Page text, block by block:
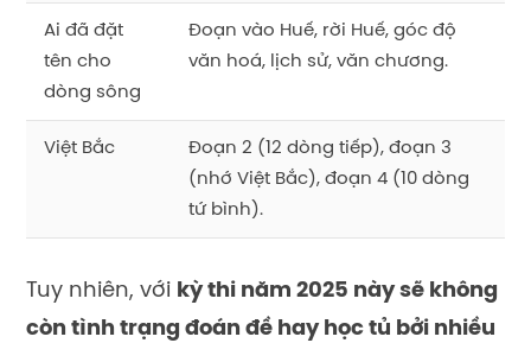
Ai đã đặt
tên cho
dòng sông
Đoạn vào Huế, rời Huế, góc độ
văn hoá, lịch sử, văn chương.
Việt Bắc
Đoạn 2 (12 dòng tiếp), đoạn 3
(nhớ Việt Bắc), đoạn 4 (10 dòng
tứ bình).
Tuy nhiên, với kỳ thi năm 2025 này sẽ không
còn tình trạng đoán đề hay học tủ bởi nhiều